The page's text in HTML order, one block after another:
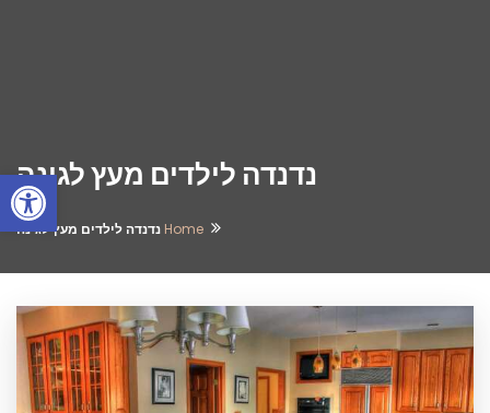
נדנדה לילדים מעץ לגינה
Home נדנדה לילדים מעץ לגינה